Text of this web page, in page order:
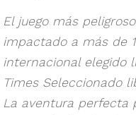
El juego más
impactado a más de
internacional elegido
Times Seleccionado
La aventura perfecta